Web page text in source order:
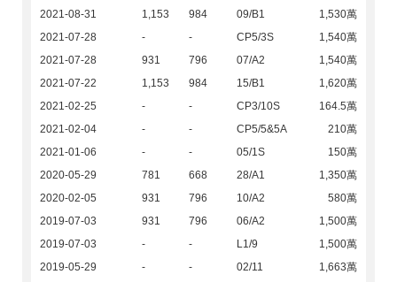
2021-08-31
1,153 984 09/B1
1,530萬
2021-07-28
- - CP5/3S
1,540萬
2021-07-28
931 796 07/A2
1,540萬
2021-07-22
1,153 984 15/B1
1,620萬
2021-02-25
- - CP3/10S
164.5萬
2021-02-04
- - CP5/5&5A
210萬
2021-01-06
- - 05/1S
150萬
2020-05-29
781 668 28/A1
1,350萬
2020-02-05
931 796 10/A2
580萬
2019-07-03
931 796 06/A2
1,500萬
2019-07-03
- - L1/9
1,500萬
2019-05-29
- - 02/11
1,663萬